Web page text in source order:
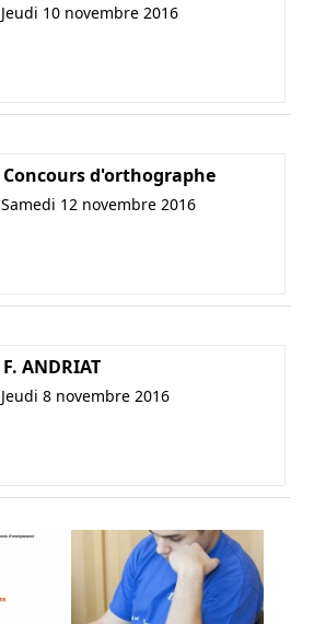
Jeudi 10 novembre 2016
Concours d'orthographe
Samedi 12 novembre 2016
F. ANDRIAT
Jeudi 8 novembre 2016